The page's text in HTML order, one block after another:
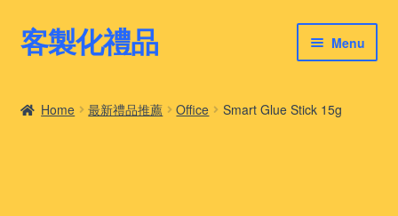
Skip
to
Skip
to
客製化禮品 Menu
Home 最新禮品推薦 Office Smart Glue Stick 15g